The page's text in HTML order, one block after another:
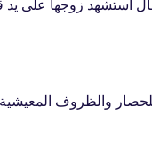
استشهد زوجها على
والظروف